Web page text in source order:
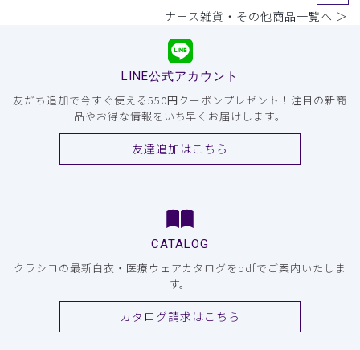
ナース雑貨・その他商品一覧へ ＞
LINE公式アカウント
友だち追加で今すぐ使える550円クーポンプレゼント！注目の新商
品やお得な情報をいち早くお届けします。
友達追加はこちら
CATALOG
クラシコの最新白衣・医療ウェアカタログをpdfでご案内いたしま
す。
カタログ請求はこちら